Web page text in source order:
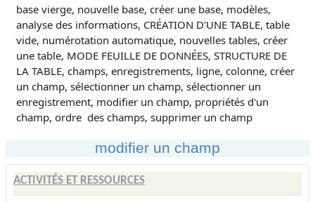
Conditions d’achèvement
base vierge, nouvelle base, créer une base, modèles,
analyse des informations, CRÉATION D'UNE TABLE, table
vide, numérotation automatique, nouvelles tables, créer
une table, MODE FEUILLE DE DONNÉES, STRUCTURE DE
LA TABLE, champs, enregistrements, ligne, colonne, créer
un champ, sélectionner un champ, sélectionner un
enregistrement, modifier un champ, propriétés d'un
champ, ordre des champs, supprimer un champ
modifier un champ
ACTIVITÉS ET RESSOURCES